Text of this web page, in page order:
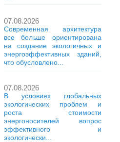
07.08.2026
Современная архитектура
все больше ориентирована
на создание экологичных и
энергоэффективных зданий,
что обусловлено...
07.08.2026
В условиях глобальных
экологических проблем и
роста стоимости
энергоносителей вопрос
эффективного и
экологически...